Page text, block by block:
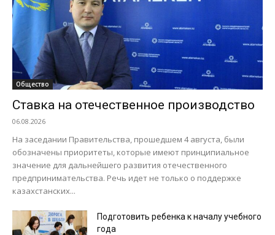
Общество
Ставка на отечественное производство
06.08.2026
На заседании Правительства, прошедшем 4 августа, были
обозначены приоритеты, которые имеют принципиальное
значение для дальнейшего развития отечественного
предпринимательства. Речь идет не только о поддержке
казахстанских...
Подготовить ребенка к началу учебного
года